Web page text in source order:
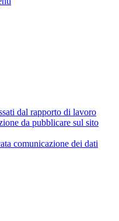
dal rapporto di lavoro
da pubblicare sul sito
comunicazione dei dati